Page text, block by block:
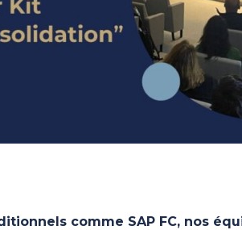
comme SAP FC, nos